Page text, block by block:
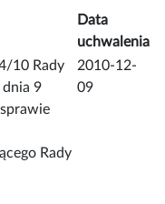
Data
uchwalenia
10 Rady
9
Rady
2010-12-
09